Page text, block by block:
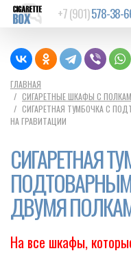
+7 (901)578-38-
ГЛАВНАЯ
СИГАРЕТНЫЕ ШКАФЫ С
СИГАРЕТНАЯ ТУМБОЧКА С
НА ГРАВИТАЦИИ
СИГАРЕТНАЯ
ДВУМЯ
На все шкафы,